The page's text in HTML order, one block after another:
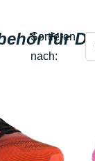
für
Sortieren
nach: